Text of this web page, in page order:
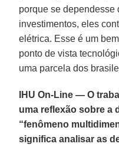
porque se dependesse
investimentos, eles
elétrica. Esse é um
ponto de vista
uma parcela dos
IHU On-Line — O
uma reflexão sobre a
“fenômeno
significa analisar as